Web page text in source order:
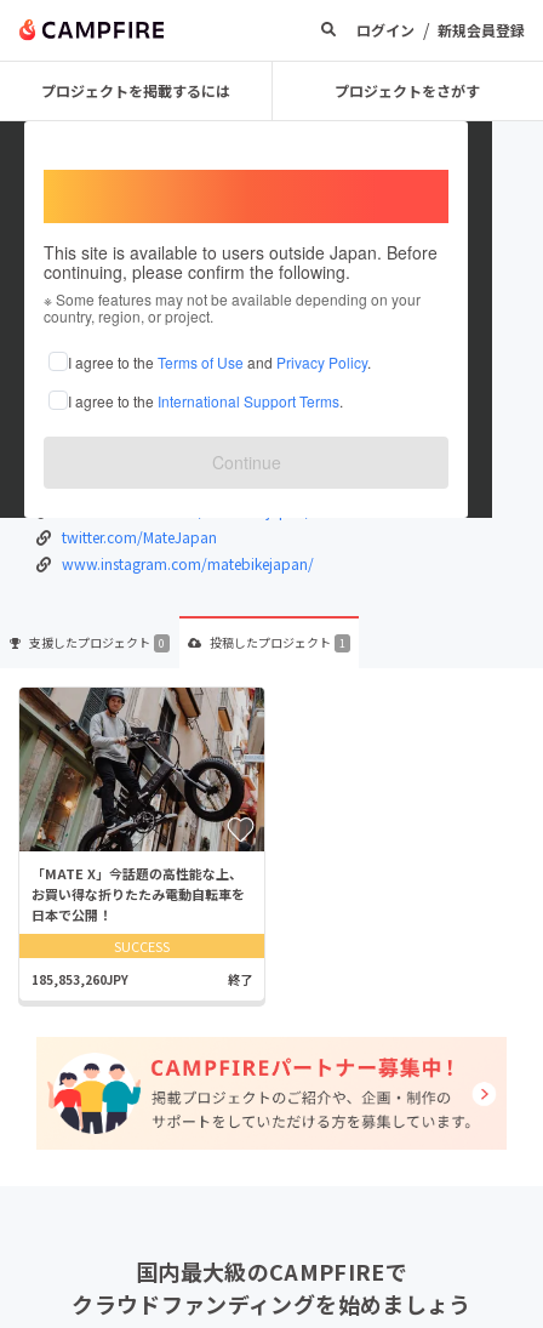
ログイン / 新規会員登録
プロジェクトを掲載するには プロジェクトをさがす
This site is available to users outside Japan. Before
continuing, please confirm the following.
※ Some features may not be available depending on your
country, region, or project.
I agree to the Terms of Use and Privacy Policy.
I agree to the International Support Terms.
Continue
MATE BIKE Japan
これまでに1件のプロジェクトを投稿しています
在住国：日本 現在地：東京都
出身国：未設定
twitter.com/MateJapan
www.instagram.com/matebikejapan/
支援したプロジェクト 0 投稿したプロジェクト 1
「MATE X」今話題の高性能な上、
お買い得な折りたたみ電動自転車を
日本で公開！
SUCCESS
185,853,260JPY 終了
国内最大級のCAMPFIREで
クラウドファンディングを始めましょう